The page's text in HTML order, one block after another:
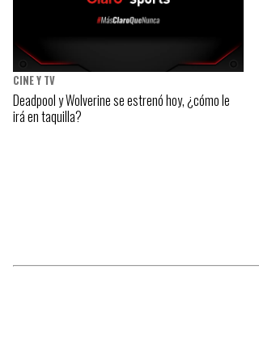
CINE Y TV
Deadpool y Wolverine se estrenó hoy, ¿cómo le
irá en taquilla?